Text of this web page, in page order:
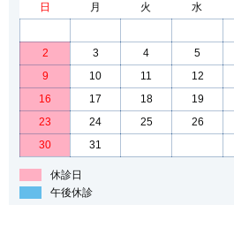
日
月 火 水
2
3 4 5
9
10 11 12
16
17 18 19
23
24 25 26
30
31
休診日
午後休診